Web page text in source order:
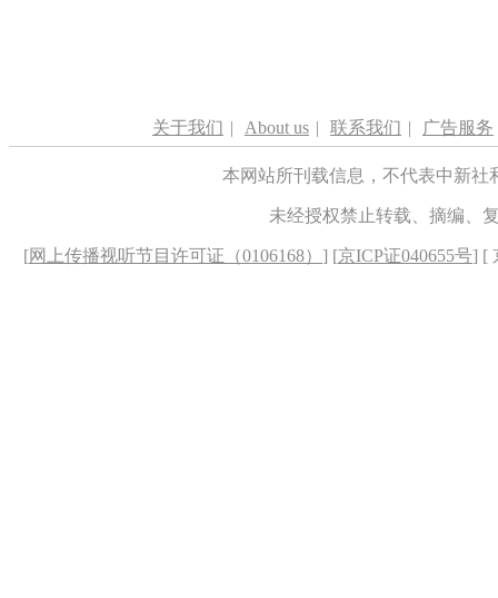
关于我们 | About us | 联系我们 | 广告服务
本网站所刊载信息，不代表中新
未经授权禁止转载、摘编、
[网上传播视听节目许可证（0106168） ] [京ICP证040655号] [